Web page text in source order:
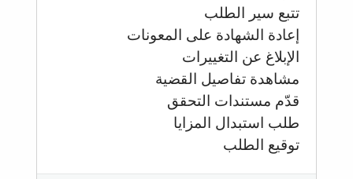
تتبع سير الطلب
إعادة الشهادة على المعونات
الإبلاغ عن التغييرات
مشاهدة تفاصيل القضية
قدّم مستندات التحقق
طلب استبدال المزايا
توقيع الطلب